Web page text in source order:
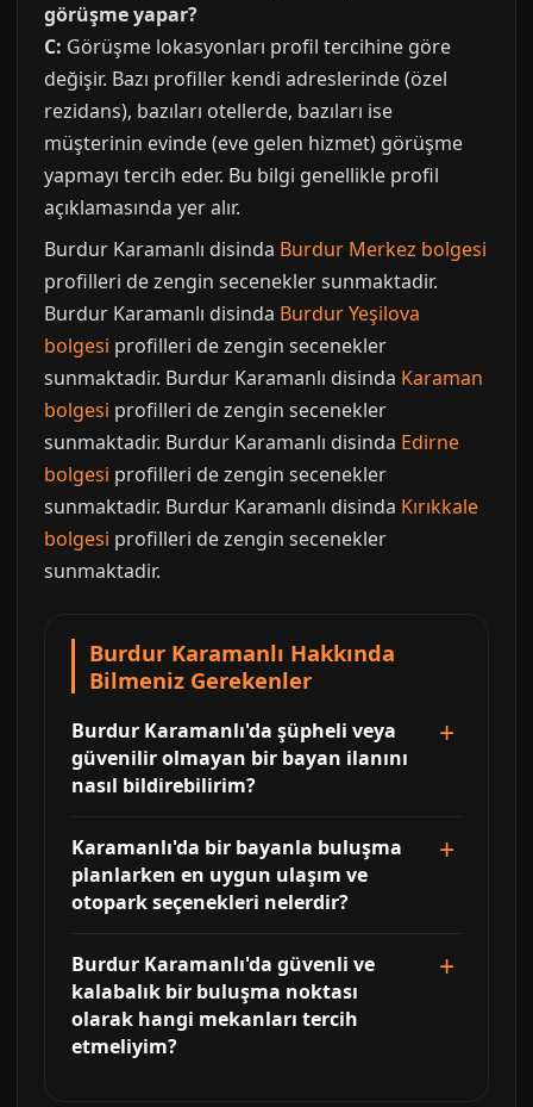
görüşme yapar?
C: Görüşme lokasyonları profil tercihine göre
değişir. Bazı profiller kendi adreslerinde (özel
rezidans), bazıları otellerde, bazıları ise
müşterinin evinde (eve gelen hizmet) görüşme
yapmayı tercih eder. Bu bilgi genellikle profil
açıklamasında yer alır.
Burdur Karamanlı disinda Burdur Merkez bolgesi
profilleri de zengin secenekler sunmaktadir.
Burdur Karamanlı disinda Burdur Yeşilova
bolgesi profilleri de zengin secenekler
sunmaktadir. Burdur Karamanlı disinda Karaman
bolgesi profilleri de zengin secenekler
sunmaktadir. Burdur Karamanlı disinda Edirne
bolgesi profilleri de zengin secenekler
sunmaktadir. Burdur Karamanlı disinda Kırıkkale
bolgesi profilleri de zengin secenekler
sunmaktadir.
Burdur Karamanlı Hakkında
Bilmeniz Gerekenler
Burdur Karamanlı'da şüpheli veya
güvenilir olmayan bir bayan ilanını
nasıl bildirebilirim?
Karamanlı'da bir bayanla buluşma
planlarken en uygun ulaşım ve
otopark seçenekleri nelerdir?
Burdur Karamanlı'da güvenli ve
kalabalık bir buluşma noktası
olarak hangi mekanları tercih
etmeliyim?